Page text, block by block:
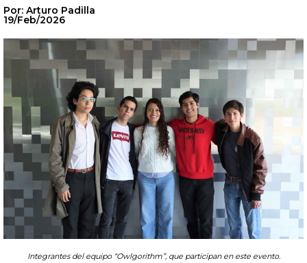
Por: Arturo Padilla
19/Feb/2026
Integrantes del equipo “Owlgorithm”, que participan en este evento.